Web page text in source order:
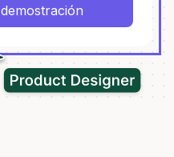
demostración